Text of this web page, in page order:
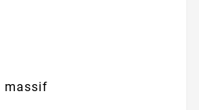
massif